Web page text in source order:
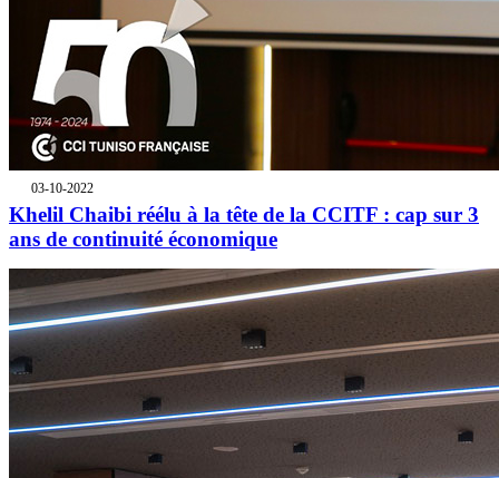
03-10-2022
Khelil Chaibi réélu à la tête de la CCITF : cap sur 3
ans de continuité économique